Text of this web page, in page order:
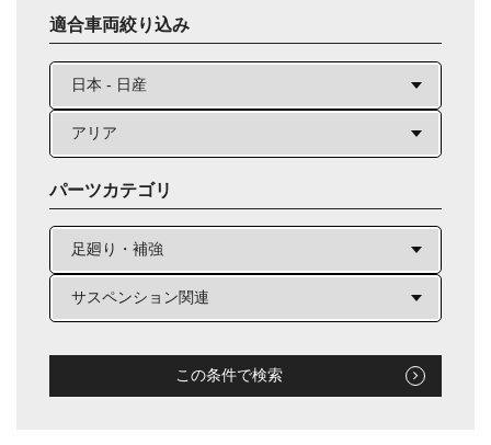
適合車両絞り込み
パーツカテゴリ
この条件で検索